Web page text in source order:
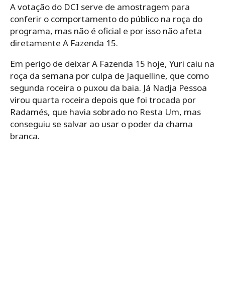
A votação do DCI serve de amostragem para
conferir o comportamento do público na roça do
programa, mas não é oficial e por isso não afeta
diretamente A Fazenda 15.
Em perigo de deixar A Fazenda 15 hoje, Yuri caiu na
roça da semana por culpa de Jaquelline, que como
segunda roceira o puxou da baia. Já Nadja Pessoa
virou quarta roceira depois que foi trocada por
Radamés, que havia sobrado no Resta Um, mas
conseguiu se salvar ao usar o poder da chama
branca.